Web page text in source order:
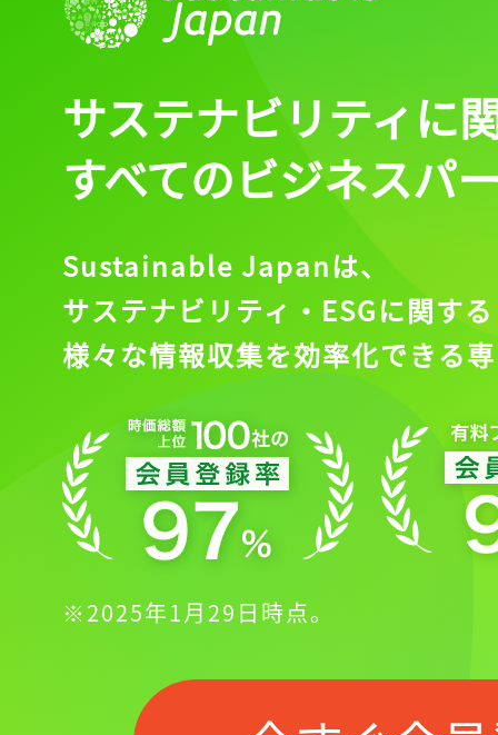
サステナビリティに
すべてのビジネスパ
Sustainable Japanは、
サステナビリティ・ESGに関する
様々な情報収集を効率化できる
※2025年1月29日時点。